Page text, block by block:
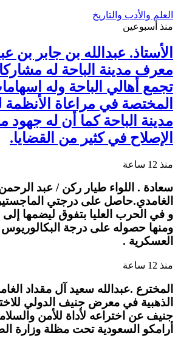
العلم والأدب والتاريخ
منذ أسبوعين
الأستاذ. عبدالله بن جابر بن
معرف مدينة الباحة له
تجمع أهالي الباحة وله
المختصة في مراعاة
مدينة الباحة كما أن له
الإصلاح في كثير من القضايا.
منذ 12 ساعة
سعادة . اللواء طيار ركن / عبد
الغامدي.حاصل على درجتي
و في الحرب العليا بتفوق ليضمها إلى
ومنها حصوله على درجة
العسكرية .
منذ 12 ساعة
المخترع .عبدالله سعيد آل مقداد
جنيف عن اختراعه لأداة للأمن
أرامكو السعودية تحت مظلة وزارة